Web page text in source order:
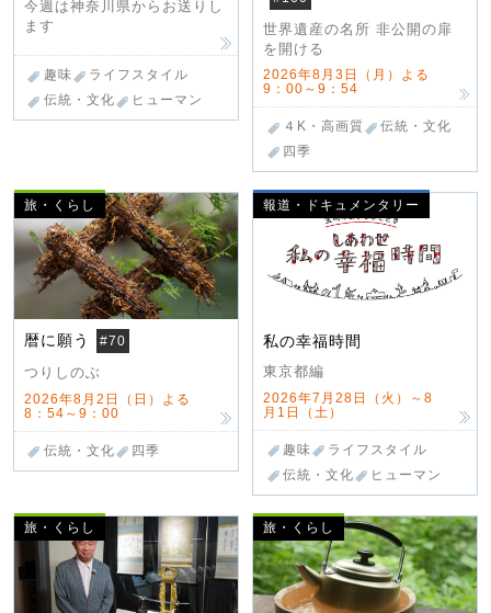
今週は神奈川県からお送りし
ます
趣味
ライフスタイル
伝統・文化
ヒューマン
世界遺産の名所 非公開の扉
を開ける
2026年8月3日（月）よる
9：00～9：54
４K・高画質
伝統・文化
四季
旅・くらし
暦に願う #70
つりしのぶ
2026年8月2日（日）よる
8：54～9：00
伝統・文化 四季
報道・ドキュメンタリー
私の幸福時間
東京都編
2026年7月28日（火）～8
月1日（土）
趣味
ライフスタイル
伝統・文化
ヒューマン
旅・くらし 旅・くらし